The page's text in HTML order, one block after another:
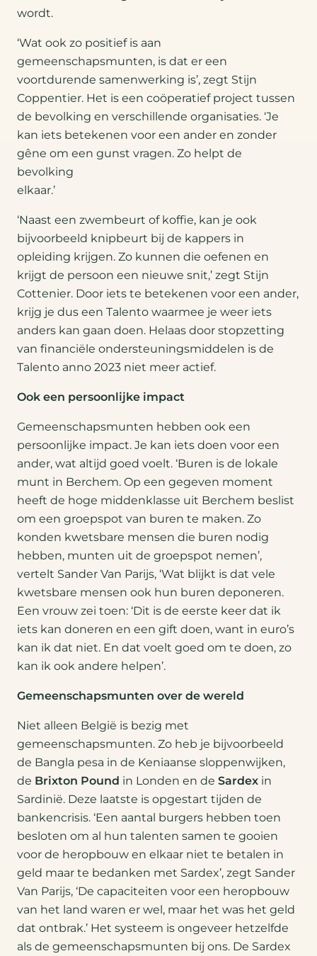
wordt.
‘Wat ook zo positief is aan
gemeenschapsmunten, is dat er een
voortdurende samenwerking is’, zegt Stijn
Coppentier. Het is een coöperatief project tussen
de bevolking en verschillende organisaties. ‘Je
kan iets betekenen voor een ander en zonder
gêne om een gunst vragen. Zo helpt de
bevolking
elkaar.’
‘Naast een zwembeurt of koffie, kan je ook
bijvoorbeeld knipbeurt bij de kappers in
opleiding krijgen. Zo kunnen die oefenen en
krijgt de persoon een nieuwe snit,’ zegt Stijn
Cottenier. Door iets te betekenen voor een ander,
krijg je dus een Talento waarmee je weer iets
anders kan gaan doen. Helaas door stopzetting
van financiële ondersteuningsmiddelen is de
Talento anno 2023 niet meer actief.
Ook een persoonlijke impact
Gemeenschapsmunten hebben ook een
persoonlijke impact. Je kan iets doen voor een
ander, wat altijd goed voelt. ‘Buren is de lokale
munt in Berchem. Op een gegeven moment
heeft de hoge middenklasse uit Berchem beslist
om een groepspot van buren te maken. Zo
konden kwetsbare mensen die buren nodig
hebben, munten uit de groepspot nemen’,
vertelt Sander Van Parijs, ‘Wat blijkt is dat vele
kwetsbare mensen ook hun buren deponeren.
Een vrouw zei toen: ‘Dit is de eerste keer dat ik
iets kan doneren en een gift doen, want in euro’s
kan ik dat niet. En dat voelt goed om te doen, zo
kan ik ook andere helpen’.
Gemeenschapsmunten over de wereld
Niet alleen België is bezig met
gemeenschapsmunten. Zo heb je bijvoorbeeld
de Bangla pesa in de Keniaanse sloppenwijken,
de Brixton Pound in Londen en de Sardex in
Sardinië. Deze laatste is opgestart tijden de
bankencrisis. ‘Een aantal burgers hebben toen
besloten om al hun talenten samen te gooien
voor de heropbouw en elkaar niet te betalen in
geld maar te bedanken met Sardex’, zegt Sander
Van Parijs, ‘De capaciteiten voor een heropbouw
van het land waren er wel, maar het was het geld
dat ontbrak.’ Het systeem is ongeveer hetzelfde
als de gemeenschapsmunten bij ons. De Sardex